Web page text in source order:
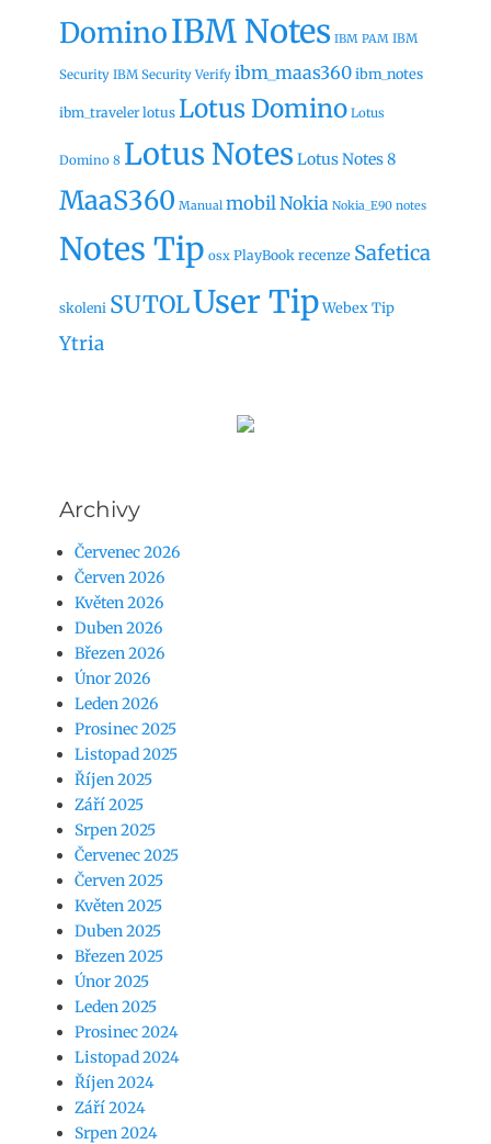
DominoIBM Notes IBM PAM IBM
Security IBM Security Verify ibm_maas360ibm_notes
ibm_traveler lotus Lotus Domino Lotus
Domino 8 Lotus Notes Lotus Notes 8
MaaS360 Manual mobil Nokia Nokia_E90 notes
Notes Tip osx PlayBook recenze Safetica
skoleni SUTOLUser TipWebex Tip
Ytria
Archivy
Červenec 2026
Červen 2026
Květen 2026
Duben 2026
Březen 2026
Únor 2026
Leden 2026
Prosinec 2025
Listopad 2025
Říjen 2025
Září 2025
Srpen 2025
Červenec 2025
Červen 2025
Květen 2025
Duben 2025
Březen 2025
Únor 2025
Leden 2025
Prosinec 2024
Listopad 2024
Říjen 2024
Září 2024
Srpen 2024